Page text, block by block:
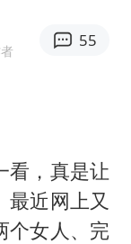
公司“上四休三”但要降薪1000元
男子杀人后逃进深山21年活得像野人
985博士后被曝在妻子孕期出轨后续
55
看，真是让
最近网上又
个女人、完